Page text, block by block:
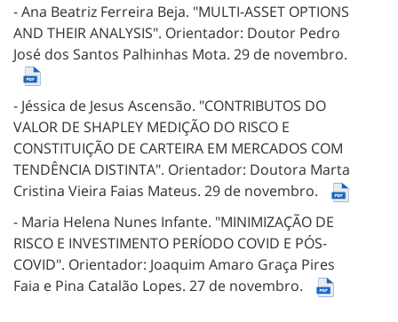
- Ana Beatriz Ferreira Beja. "MULTI-ASSET OPTIONS
AND THEIR ANALYSIS". Orientador: Doutor Pedro
José dos Santos Palhinhas Mota. 29 de novembro.
- Jéssica de Jesus Ascensão. "CONTRIBUTOS DO
VALOR DE SHAPLEY MEDIÇÃO DO RISCO E
CONSTITUIÇÃO DE CARTEIRA EM MERCADOS COM
TENDÊNCIA DISTINTA". Orientador: Doutora Marta
Cristina Vieira Faias Mateus. 29 de novembro.
- Maria Helena Nunes Infante. "MINIMIZAÇÃO DE
RISCO E INVESTIMENTO PERÍODO COVID E PÓS-
COVID". Orientador: Joaquim Amaro Graça Pires
Faia e Pina Catalão Lopes. 27 de novembro.